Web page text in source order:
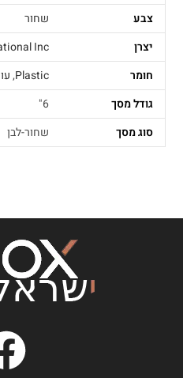
צבע
שחור
יצרן
Inc
חומר
Plastic
,
גודל מסך
6"
סוג מסך
שחור-לבן